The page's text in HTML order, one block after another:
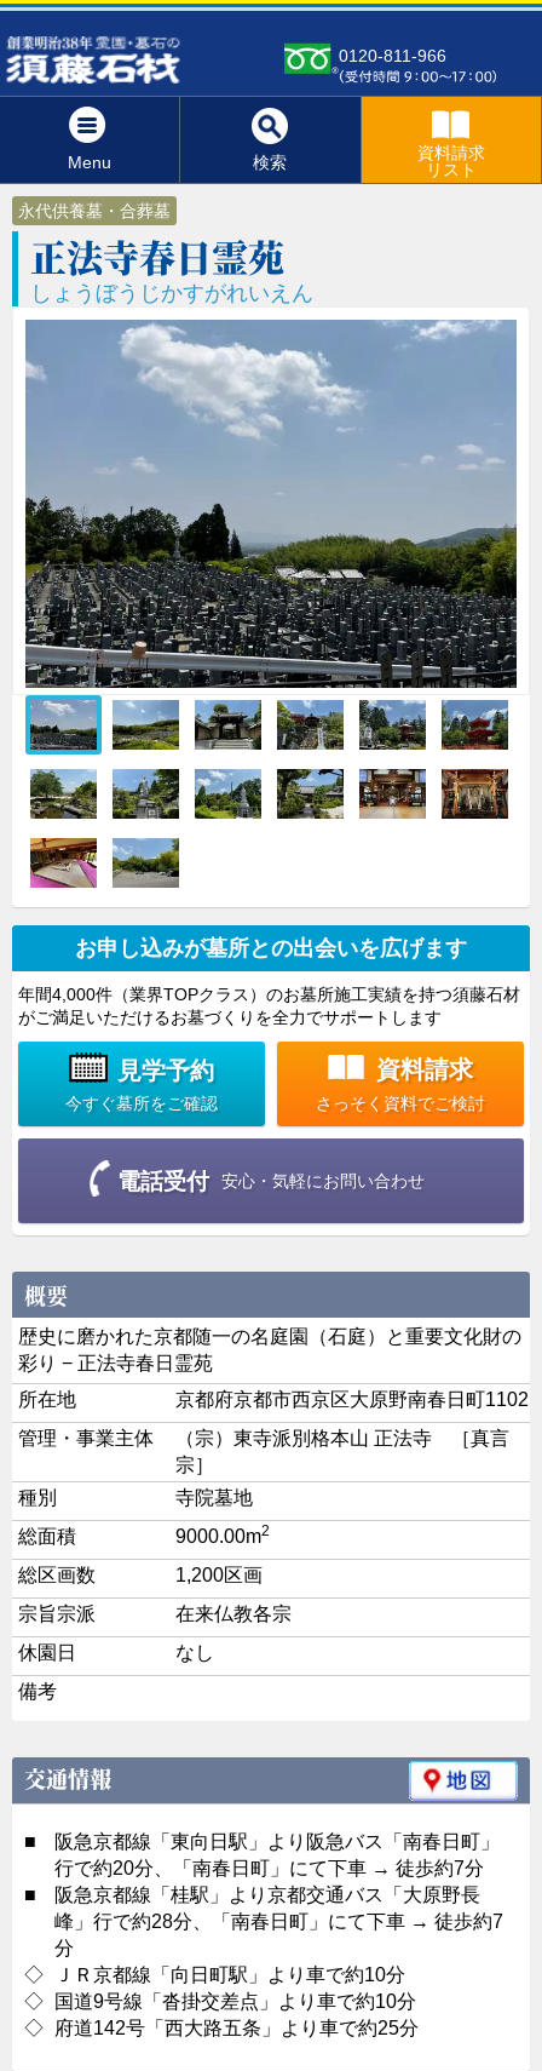
0120-811-966
Menu 検索
資料請求
リスト
永代供養墓・合葬墓
正法寺春日霊苑
しょうぼうじかすがれいえん
お申し込みが墓所との出会いを広げます
年間4,000件（業界TOPクラス）のお墓所施工実績を持つ須藤石材
がご満足いただけるお墓づくりを全力でサポートします
見学予約
今すぐ墓所をご確認
資料請求
さっそく資料でご検討
電話受付 安心・気軽にお問い合わせ
歴史に磨かれた京都随一の名庭園（石庭）と重要文化財の
彩り − 正法寺春日霊苑
所在地
京都府京都市西京区大原野南春日町1102
管理・事業主体
（宗）東寺派別格本山 正法寺 ［真言
宗］
種別
寺院墓地
総面積
9000.00m2
総区画数
1,200区画
宗旨宗派
在来仏教各宗
休園日
なし
備考
交通情報
■
阪急京都線「東向日駅」より阪急バス「南春日町」
行で約20分、「南春日町」にて下車 → 徒歩約7分
■
阪急京都線「桂駅」より京都交通バス「大原野長
峰」行で約28分、「南春日町」にて下車 → 徒歩約7
分
◇
ＪＲ京都線「向日町駅」より車で約10分
◇
国道9号線「沓掛交差点」より車で約10分
◇
府道142号「西大路五条」より車で約25分